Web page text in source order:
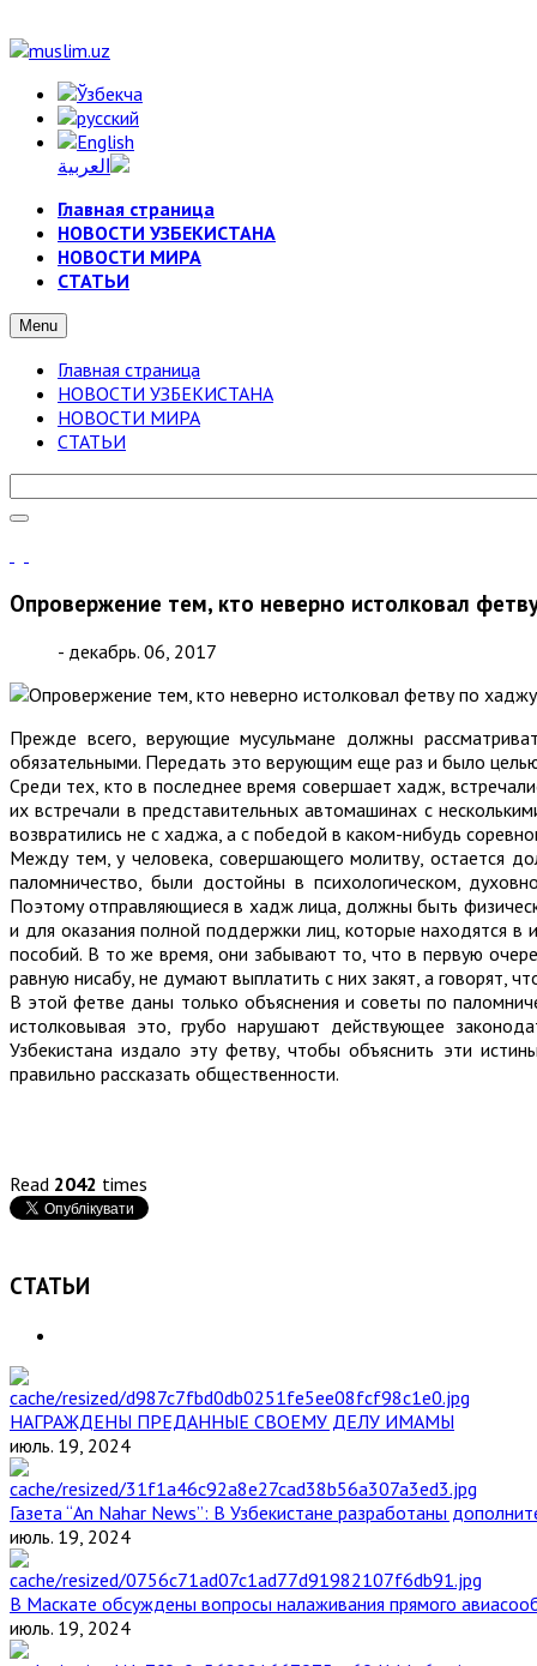
Главная страница
НОВОСТИ УЗБЕКИСТАНА
НОВОСТИ МИРА
СТАТЬИ
Menu
Главная страница
НОВОСТИ УЗБЕКИСТАНА
НОВОСТИ МИРА
СТАТЬИ
Опровержение тем, кто неверно истолковал
- декабрь. 06, 2017
Прежде всего, верующие мусульмане должны
обязательными. Передать это верующим еще раз и было
Среди тех, кто в последнее время совершает хадж,
их встречали в представительных автомашинах с
возвратились не с хаджа, а с победой в каком-нибудь
Между тем, у человека, совершающего молитву, остается
паломничество, были достойны в психологическом,
Поэтому отправляющиеся в хадж лица, должны быть
и для оказания полной поддержки лиц, которые находятся
пособий. В то же время, они забывают то, что в первую
равную нисабу, не думают выплатить с них закят, а говорят,
В этой фетве даны только объяснения и советы по
истолковывая это, грубо нарушают действующее
Узбекистана издало эту фетву, чтобы объяснить эти
правильно рассказать общественности.
Read 2042 times
СТАТЬИ
НАГРАЖДЕНЫ ПРЕДАННЫЕ СВОЕМУ ДЕЛУ ИМАМЫ
июль. 19, 2024
Газета “An Nahar News”: В Узбекистане разработаны
июль. 19, 2024
В Маскате обсуждены вопросы налаживания прямого
июль. 19, 2024